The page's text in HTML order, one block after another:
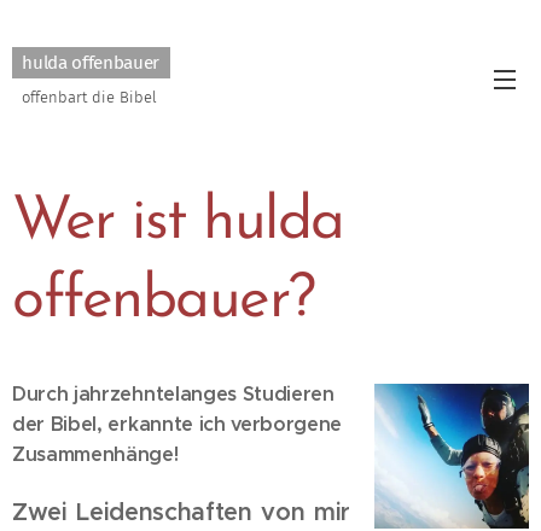
hulda offenbauer
offenbart die Bibel
Wer ist hulda
offenbauer?
Durch jahrzehntelanges Studieren
der Bibel, erkannte ich verborgene
Zusammenhänge!
Zwei Leidenschaften von mir